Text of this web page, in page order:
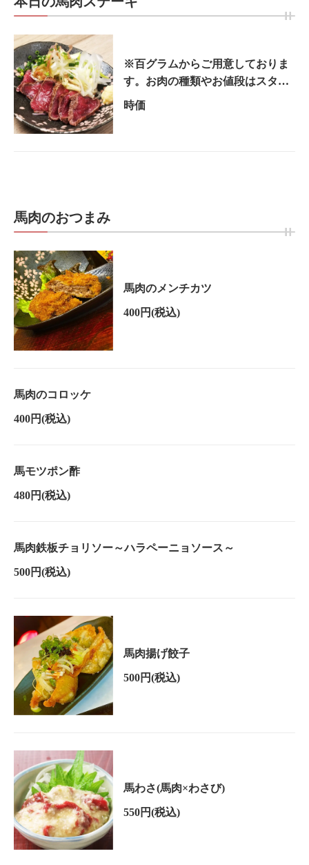
※百グラムからご用意しておりま
す。お肉の種類やお値段はスタッ
フにご確認下さい。
時価
馬肉のおつまみ
馬肉のメンチカツ
400円(税込)
馬肉のコロッケ
400円(税込)
馬モツポン酢
480円(税込)
馬肉鉄板チョリソー～ハラペーニョソース～
500円(税込)
馬肉揚げ餃子
500円(税込)
馬わさ(馬肉×わさび)
550円(税込)